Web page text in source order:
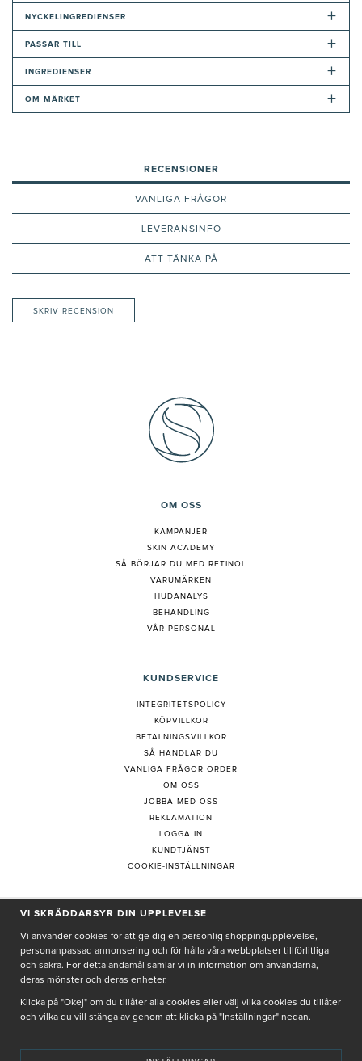
NYCKELINGREDIENSER +
PASSAR TILL +
INGREDIENSER +
OM MÄRKET +
RECENSIONER
VANLIGA FRÅGOR
LEVERANSINFO
ATT TÄNKA PÅ
SKRIV RECENSION
OM OSS
KAMPANJER
SKIN ACADEMY
SÅ BÖRJAR DU MED RETINOL
VARUMÄRKEN
HUDANALYS
BEHANDLING
VÅR PERSONAL
KUNDSERVICE
INTEGRITETSPOLICY
KÖPVILLKOR
BETALNINGSVILLKOR
SÅ HANDLAR DU
VANLIGA FRÅGOR ORDER
OM OSS
JOBBA MED OSS
REKLAMATION
LOGGA IN
KUNDTJÄNST
COOKIE-INSTÄLLNINGAR
PRENUMERERA PÅ NYHETSBREV
Genom att ge min e-post, accepterar jag Seth och Sallyintegritetspolicy
De uppgifter du matar in kommer endast användas till våra nyhetsbrev.
VI SKRÄDDARSYR DIN UPPLEVELSE
Vi använder cookies för att ge dig en personlig shoppingupplevelse,
personanpassad annonsering och för hålla våra webbplatser tillförlitliga
och säkra. För detta ändamål samlar vi in information om användarna,
deras mönster och deras enheter.
Klicka på "Okej" om du tillåter alla cookies eller välj vilka cookies du tillåter
och vilka du vill stänga av genom att klicka på "Inställningar" nedan.